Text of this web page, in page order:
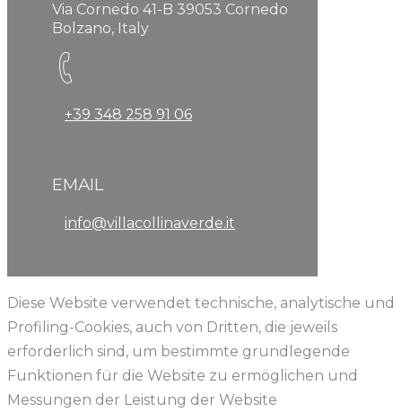
Via Cornedo 41-B 39053 Cornedo
Bolzano, Italy
+39 348 258 91 06
EMAIL
info@villacollinaverde.it
Diese Website verwendet technische, analytische und
Profiling-Cookies, auch von Dritten, die jeweils
erforderlich sind, um bestimmte grundlegende
Funktionen für die Website zu ermöglichen und
Messungen der Leistung der Website